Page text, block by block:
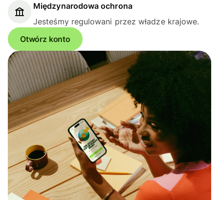
Międzynarodowa ochrona
Jesteśmy regulowani przez władze krajowe.
Otwórz konto